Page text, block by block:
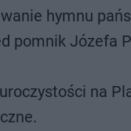
hymnu
pomnik Józefa
na